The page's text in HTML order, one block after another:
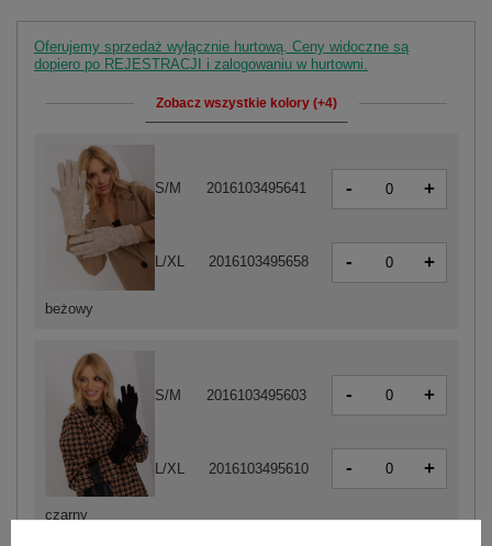
Oferujemy sprzedaż wyłącznie hurtową. Ceny widoczne są
dopiero po REJESTRACJI i zalogowaniu w hurtowni.
Zobacz wszystkie kolory (+4)
beżowy
S/M 2016103495641 - +
L/XL 2016103495658 - +
czarny
S/M 2016103495603 - +
L/XL 2016103495610 - +